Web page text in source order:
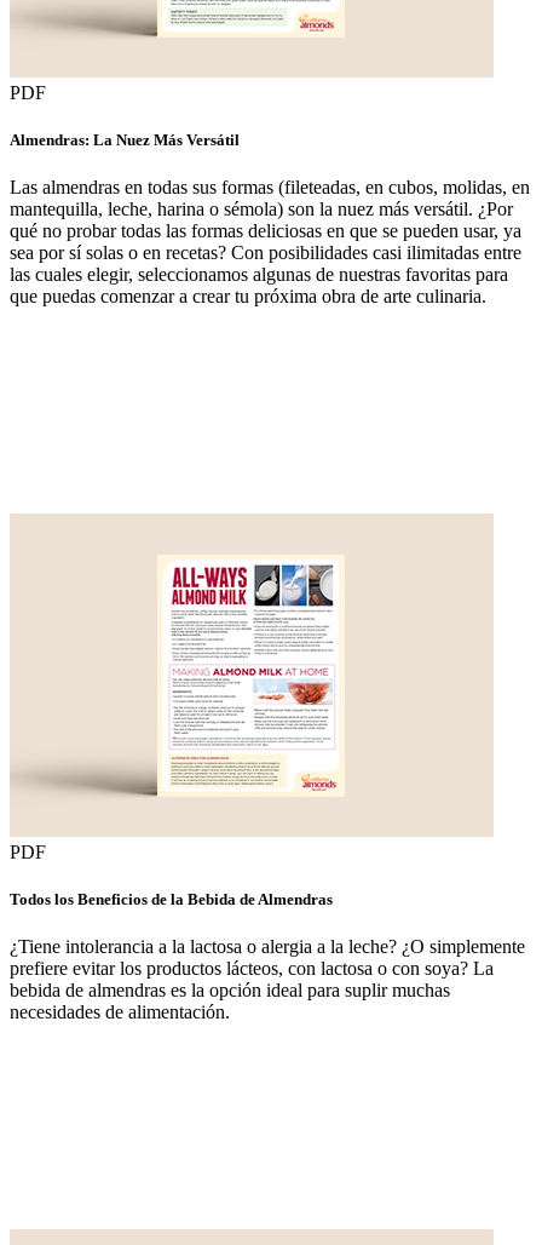
PDF
Almendras: La Nuez Más Versátil
Las almendras en todas sus formas (fileteadas, en cubos, molidas, en
mantequilla, leche, harina o sémola) son la nuez más versátil. ¿Por
qué no probar todas las formas deliciosas en que se pueden usar, ya
sea por sí solas o en recetas? Con posibilidades casi ilimitadas entre
las cuales elegir, seleccionamos algunas de nuestras favoritas para
que puedas comenzar a crear tu próxima obra de arte culinaria.
PDF
Todos los Beneficios de la Bebida de Almendras
¿Tiene intolerancia a la lactosa o alergia a la leche? ¿O simplemente
prefiere evitar los productos lácteos, con lactosa o con soya? La
bebida de almendras es la opción ideal para suplir muchas
necesidades de alimentación.